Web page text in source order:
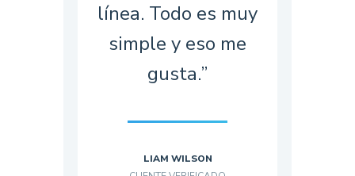
línea. Todo es muy
simple y eso me
gusta.”
LIAM WILSON